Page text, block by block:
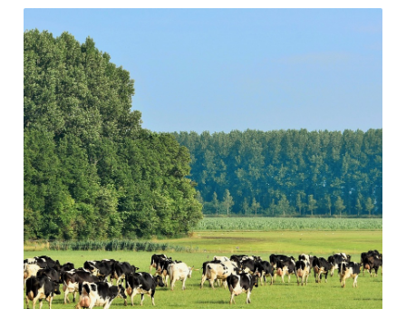
biodiversiteit op melkveehouderijbedrijven
stimuleren. Daarvoor is eerst gewerkt aan een
beschrijvend houvast: wat is biodiversiteit op
een landbouwbedrijf (Conceptueel Kader
biodiversiteit). Vervolgens wordt nu een prikkel-
of beloningssysteem ontwikkeld. Daarvoor
moeten eerst graadmeters worden opgesteld;
Kritische Prestatie Indicatoren (KPI´s). Dat is het
onderwerp van deze verkenning. Uit de KPI’s
moet enerzijds duidelijk af te lezen zijn of een
bedrijf op koers ligt t.a.v. de doelstellingen
(stuurinstrument), anderzijds vormen ze de
basis voor het ontwikkelen van een
verdienmodel dat door ketenpartijen gebruikt